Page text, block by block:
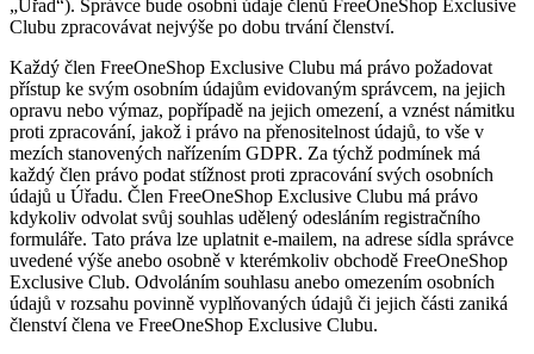
„Úřad“). Správce bude osobní údaje členů FreeOneShop Exclusive
Clubu zpracovávat nejvýše po dobu trvání členství.
Každý člen FreeOneShop Exclusive Clubu má právo požadovat
přístup ke svým osobním údajům evidovaným správcem, na jejich
opravu nebo výmaz, popřípadě na jejich omezení, a vznést námitku
proti zpracování, jakož i právo na přenositelnost údajů, to vše v
mezích stanovených nařízením GDPR. Za týchž podmínek má
každý člen právo podat stížnost proti zpracování svých osobních
údajů u Úřadu. Člen FreeOneShop Exclusive Clubu má právo
kdykoliv odvolat svůj souhlas udělený odesláním registračního
formuláře. Tato práva lze uplatnit e-mailem, na adrese sídla správce
uvedené výše anebo osobně v kterémkoliv obchodě FreeOneShop
Exclusive Club. Odvoláním souhlasu anebo omezením osobních
údajů v rozsahu povinně vyplňovaných údajů či jejich části zaniká
členství člena ve FreeOneShop Exclusive Clubu.